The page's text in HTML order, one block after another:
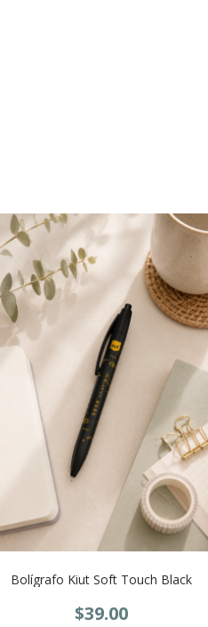
Bolígrafo Kiut Soft Touch Black
$39.00